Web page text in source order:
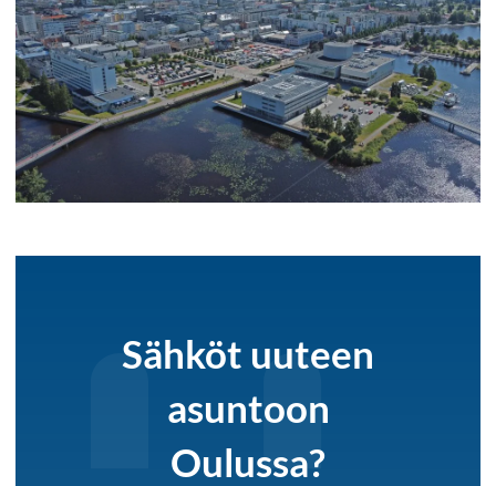
Sähköt uuteen
asuntoon
Oulussa?